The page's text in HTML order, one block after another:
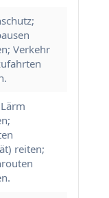
Verkehr
reiten;